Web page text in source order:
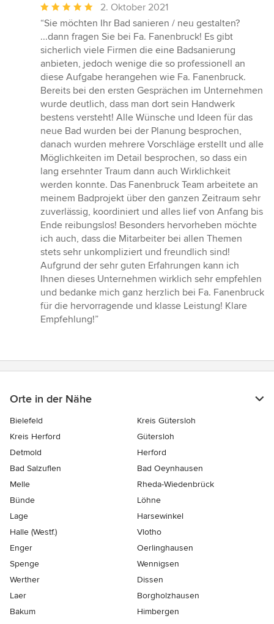
Durchschnittliche
Bewertung:
von
5
Sternen
2. Oktober 2021
“Sie möchten Ihr Bad sanieren / neu gestalten?
...dann fragen Sie bei Fa. Fanenbruck! Es gibt
sicherlich viele Firmen die eine Badsanierung
anbieten, jedoch wenige die so professionell an
diese Aufgabe herangehen wie Fa. Fanenbruck.
Bereits bei den ersten Gesprächen im Unternehmen
wurde deutlich, dass man dort sein Handwerk
bestens versteht! Alle Wünsche und Ideen für das
neue Bad wurden bei der Planung besprochen,
danach wurden mehrere Vorschläge erstellt und alle
Möglichkeiten im Detail besprochen, so dass ein
lang ersehnter Traum dann auch Wirklichkeit
werden konnte. Das Fanenbruck Team arbeitete an
meinem Badprojekt über den ganzen Zeitraum sehr
zuverlässig, koordiniert und alles lief von Anfang bis
Ende reibungslos! Besonders hervorheben möchte
ich auch, dass die Mitarbeiter bei allen Themen
stets sehr unkompliziert und freundlich sind!
Aufgrund der sehr guten Erfahrungen kann ich
Ihnen dieses Unternehmen wirklich sehr empfehlen
und bedanke mich ganz herzlich bei Fa. Fanenbruck
für die hervorragende und klasse Leistung! Klare
Empfehlung!”
Orte in der Nähe
Bielefeld
Kreis Gütersloh
Kreis Herford
Gütersloh
Detmold
Herford
Bad Salzuflen
Bad Oeynhausen
Melle
Rheda-Wiedenbrück
Bünde
Löhne
Lage
Harsewinkel
Halle (Westf.)
Vlotho
Enger
Oerlinghausen
Spenge
Wennigsen
Werther
Dissen
Laer
Borgholzhausen
Bakum
Himbergen